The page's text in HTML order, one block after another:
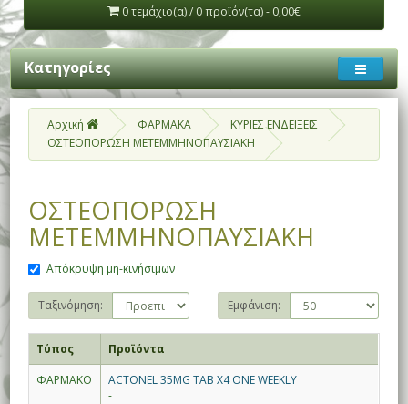
0 τεμάχιο(α) / 0 προϊόν(τα) - 0,00€
Κατηγορίες
Αρχική ΦΑΡΜΑΚΑ
ΚΥΡΙΕΣ ΕΝΔΕΙΞΕΙΣ
ΟΣΤΕΟΠΟΡΩΣΗ ΜΕΤΕΜΜΗΝΟΠΑΥΣΙΑΚΗ
ΟΣΤΕΟΠΟΡΩΣΗ
ΜΕΤΕΜΜΗΝΟΠΑΥΣΙΑΚΗ
Απόκρυψη μη-κινήσιμων
Ταξινόμηση: Εμφάνιση:
Τύπος
Προϊόντα
ΦΑΡΜΑΚΟ
ACTONEL 35MG TAB X4 ONE WEEKLY
-